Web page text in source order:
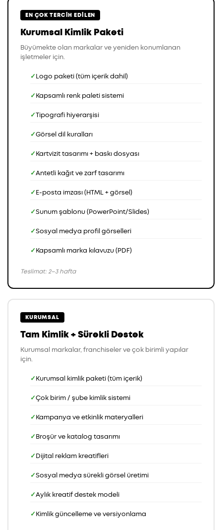
EN ÇOK TERCIH EDILEN
Kurumsal Kimlik Paketi
Büyümekte olan markalar ve yeniden konumlanan
işletmeler için.
Logo paketi (tüm içerik dahil)
Kapsamlı renk paleti sistemi
Tipografi hiyerarşisi
Görsel dil kuralları
Kartvizit tasarımı + baskı dosyası
Antetli kağıt ve zarf tasarımı
E-posta imzası (HTML + görsel)
Sunum şablonu (PowerPoint/Slides)
Sosyal medya profil görselleri
Kapsamlı marka kılavuzu (PDF)
Teslimat: 2–3 hafta
KURUMSAL
Tam Kimlik + Sürekli Destek
Kurumsal markalar, franchiseler ve çok birimli yapılar
için.
Kurumsal kimlik paketi (tüm içerik)
Çok birim / şube kimlik sistemi
Kampanya ve etkinlik materyalleri
Broşür ve katalog tasarımı
Dijital reklam kreatifleri
Sosyal medya sürekli görsel üretimi
Aylık kreatif destek modeli
Kimlik güncelleme ve versiyonlama